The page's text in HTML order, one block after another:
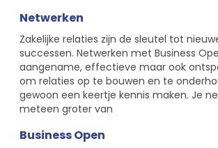
Netwerken
Zakelijke relaties zijn de sleutel tot
successen. Netwerken met Business
aangename, effectieve maar ook
om relaties op te bouwen en te
gewoon een keertje kennis maken. Je
meteen groter van
Business Open